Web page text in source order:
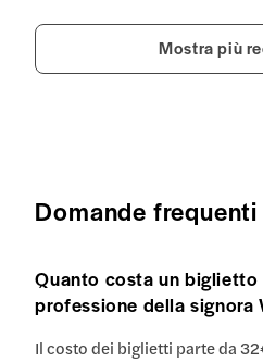
Mostra più
Domande frequenti
Quanto costa un biglietto
professione della signora
Il costo dei biglietti parte da